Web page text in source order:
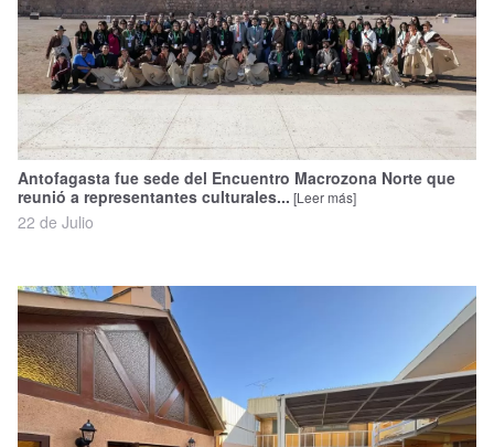
Antofagasta fue sede del Encuentro Macrozona Norte que
reunió a representantes culturales... [Leer más]
22 de Julio